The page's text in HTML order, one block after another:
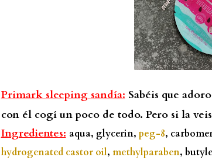
Primark sleeping sandía:Sabéis que
con él cogí un poco de todo. Pero si la
Ingredientes: aqua, glycerin, peg-8,
hydrogenated castor oil, methylparaben,